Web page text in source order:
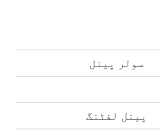
سولر پینل
پینل لفٹنگ